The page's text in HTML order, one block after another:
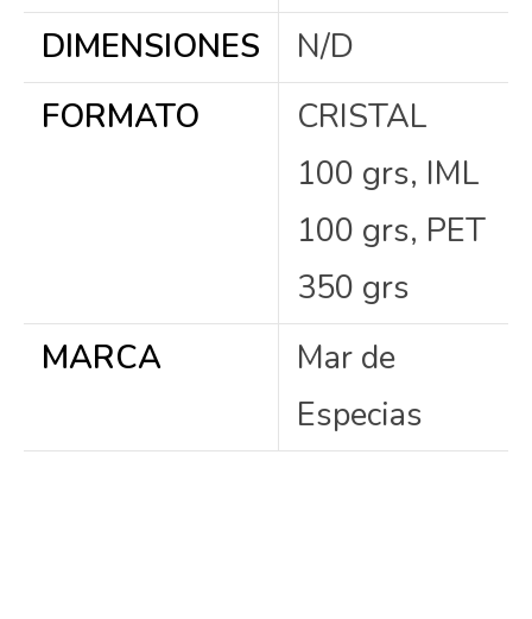
DIMENSIONES
N/D
FORMATO
CRISTAL
100 grs, IML
100 grs, PET
350 grs
MARCA
Mar de
Especias